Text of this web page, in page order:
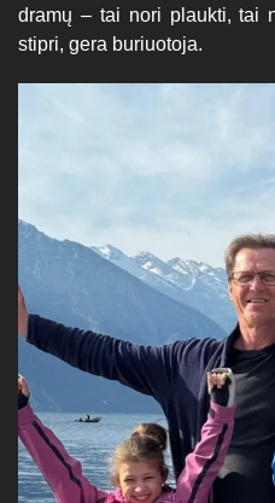
dramų – tai nori plaukti, tai
stipri, gera buriuotoja.